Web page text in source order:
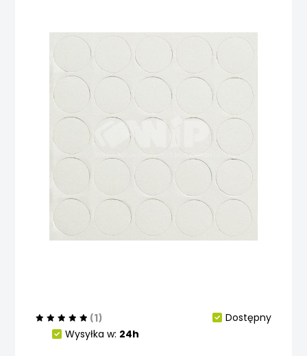
(1)
Dostępny
Wysyłka w: 24h